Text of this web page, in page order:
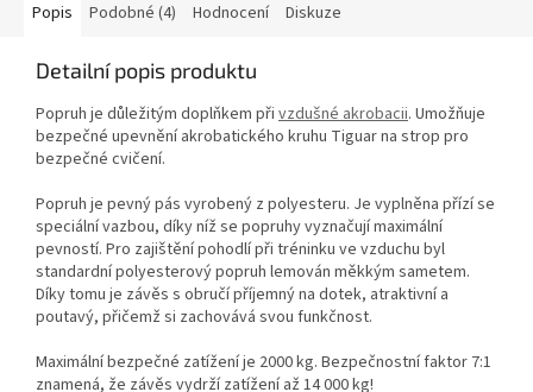
Popis Podobné (4) Hodnocení Diskuze
Detailní popis produktu
Popruh je důležitým doplňkem při vzdušné akrobacii. Umožňuje
bezpečné upevnění akrobatického kruhu Tiguar na strop pro
bezpečné cvičení.
Popruh je pevný pás vyrobený z polyesteru. Je vyplněna přízí se
speciální vazbou, díky níž se popruhy vyznačují maximální
pevností. Pro zajištění pohodlí při tréninku ve vzduchu byl
standardní polyesterový popruh lemován měkkým sametem.
Díky tomu je závěs s obručí příjemný na dotek, atraktivní a
poutavý, přičemž si zachovává svou funkčnost.
Maximální bezpečné zatížení je 2000 kg. Bezpečnostní faktor 7:1
znamená, že závěs vydrží zatížení až 14 000 kg!